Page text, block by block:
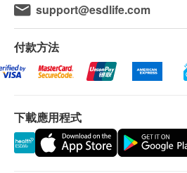
鹼性磷酸酶
總蛋白質
丙種谷氨基轉移酵素
谷草轉氨酶
谷丙轉氨酶
白蛋白球蛋白比例
總膽紅素
腎功能
HK$350.0 HK$420
骨質密度超聲波
經過驗證的足跟定量超音波設備, 測
21% off
前列腺及膀胱超聲波 (男性)
經腹部掃描，觀察前列腺和膀胱的
前列增生、前列腫瘤、前線肥大或
備註
如果客戶已完成電話講解服
外收取$300解析報告費。
客戶若體檢後叁個月內不提
印本(體檢後叁個月內)，將
意：複印本報告未必完整。
所有身體檢查並非作為醫務
support@esdlife.com
付款方法
下載應用程式